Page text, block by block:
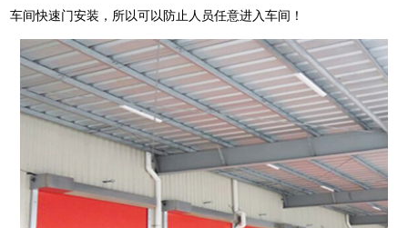
车间快速门安装，所以可以防止人员任意进入车间！